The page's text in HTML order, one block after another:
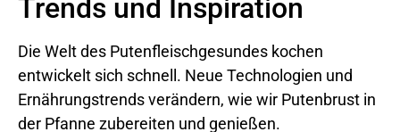
Trends und Inspiration
Die Welt des Putenfleischgesundes kochen
entwickelt sich schnell. Neue Technologien und
Ernährungstrends verändern, wie wir Putenbrust in
der Pfanne zubereiten und genießen.